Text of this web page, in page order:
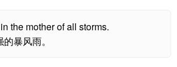
the mother of all storms.
暴风雨。